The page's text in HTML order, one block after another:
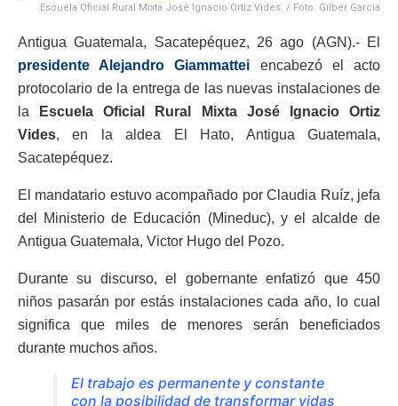
Escuela Oficial Rural Mixta José Ignacio Ortiz Vides. / Foto: Gilber García
Antigua Guatemala, Sacatepéquez, 26 ago (AGN).- El
presidente Alejandro Giammattei encabezó el acto
protocolario de la entrega de las nuevas instalaciones de
la
Escuela Oficial Rural Mixta José Ignacio Ortiz
Vides, en la aldea El Hato, Antigua Guatemala,
Sacatepéquez.
El mandatario estuvo acompañado por Claudia Ruíz, jefa
del Ministerio de Educación (Mineduc), y el alcalde de
Antigua Guatemala, Victor Hugo del Pozo.
Durante su discurso, el gobernante enfatizó que 450
niños pasarán por estás instalaciones cada año, lo cual
significa que miles de menores serán beneficiados
durante muchos años.
El trabajo es permanente y constante
con la posibilidad de transformar vidas